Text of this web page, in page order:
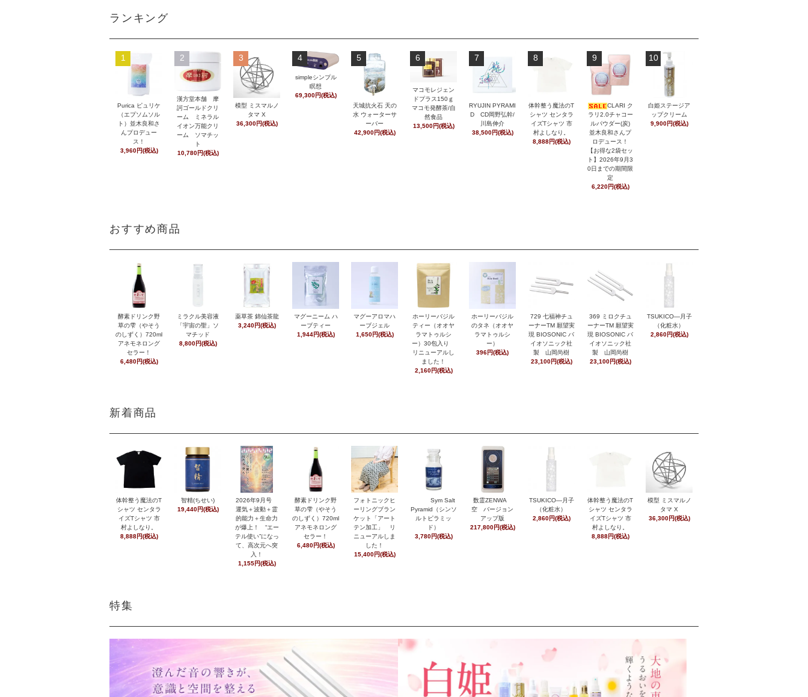
ランキング
1
Purica ピュリケ
（エプソムソル
ト）並木良和さ
んプロデュー
ス！
3,960円(税込)
2
漢方堂本舗 摩
訶ゴールドクリ
ーム ミネラル
イオン万能クリ
ーム ソマチッ
ト
10,780円(税込)
3
模型 ミスマルノ
タマ X
36,300円(税込)
4
simpleシンプル
瞑想
69,300円(税込)
5
天城抗火石 天の
水 ウォーターサ
ーバー
42,900円(税込)
6
マコモレジェン
ドプラス150ｇ
マコモ発酵茶/自
然食品
13,500円(税込)
7
RYUJIN PYRAMI
D CD岡野弘幹/
川島伸介
38,500円(税込)
8
体幹整う魔法のT
シャツ センタラ
イズTシャツ 市
村よしなり。
8,888円(税込)
9
CLARI ク
ラリ2.0チャコー
ルパウダー(炭)
並木良和さんプ
ロデュース！
【お得な2袋セッ
ト】2026年9月3
0日までの期間限
定
6,220円(税込)
10
白姫ステージア
ップクリーム
9,900円(税込)
おすすめ商品
酵素ドリンク野
草の雫（やそう
のしずく）720ml
アネモネロング
セラー！
6,480円(税込)
ミラクル美容液
「宇宙の聖」ソ
マチッド
8,800円(税込)
薬草茶 錦仙茶龍
3,240円(税込)
マグーニーム ハ
ーブティー
1,944円(税込)
マグーアロマハ
ーブジェル
1,650円(税込)
ホーリーバジル
ティー（オオヤ
ラマトゥルシ
ー）30包入り
リニューアルし
ました！
2,160円(税込)
ホーリーバジル
のタネ（オオヤ
ラマトゥルシ
ー）
396円(税込)
729 七福神チュ
ーナーTM 願望実
現 BIOSONIC バ
イオソニック社
製 山岡尚樹
23,100円(税込)
369 ミロクチュ
ーナーTM 願望実
現 BIOSONIC バ
イオソニック社
製 山岡尚樹
23,100円(税込)
TSUKICO―月子
（化粧水）
2,860円(税込)
新着商品
体幹整う魔法のT
シャツ センタラ
イズTシャツ 市
村よしなり。
8,888円(税込)
智精(ちせい)
19,440円(税込)
2026年9月号
運気＋波動＋霊
的能力＋生命力
が爆上！ “エー
テル使い”になっ
て、高次元へ突
入！
1,155円(税込)
酵素ドリンク野
草の雫（やそう
のしずく）720ml
アネモネロング
セラー！
6,480円(税込)
フォトニックヒ
ーリングブラン
ケット「アート
テン加工」 リ
ニューアルしま
した！
15,400円(税込)
Sym Salt
Pyramid（シンソ
ルトピラミッ
ド）
3,780円(税込)
数霊ZENWA
空 バージョン
アップ版
217,800円(税込)
TSUKICO―月子
（化粧水）
2,860円(税込)
体幹整う魔法のT
シャツ センタラ
イズTシャツ 市
村よしなり。
8,888円(税込)
模型 ミスマルノ
タマ X
36,300円(税込)
特集